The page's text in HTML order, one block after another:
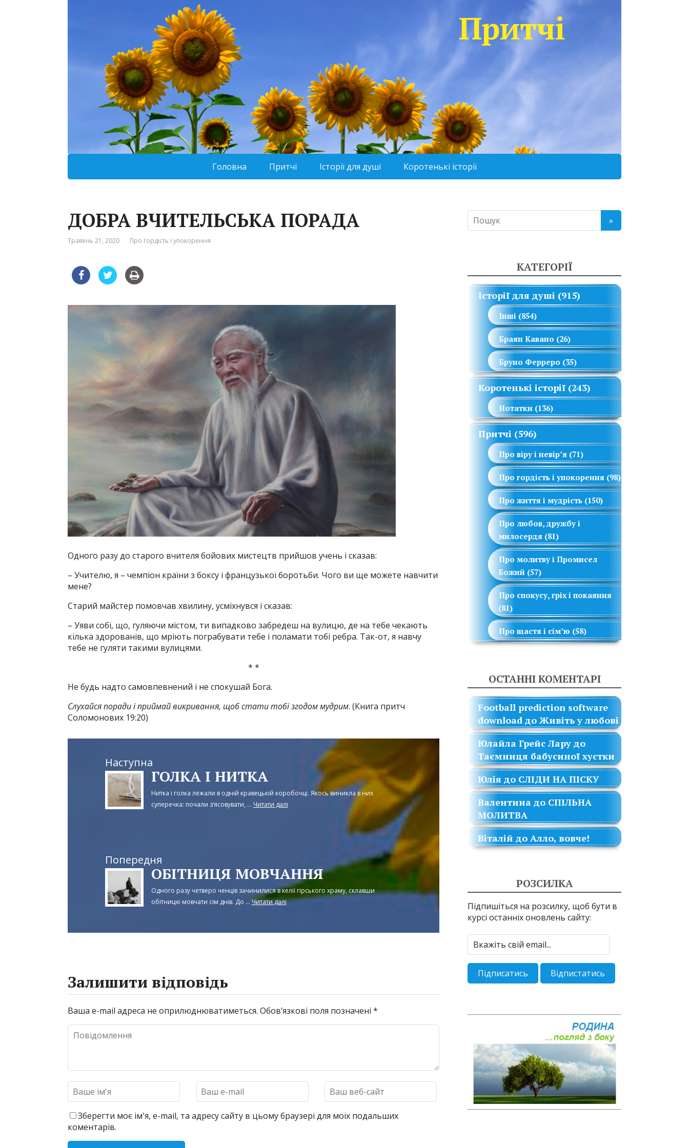
Притчі
Головна Притчі Історії для душі Коротенькі історії
ДОБРА ВЧИТЕЛЬСЬКА ПОРАДА
Травень 21, 2020 Про гордість і упокорення
Одного разу до старого вчителя бойових мистецтв прийшов учень і сказав:
– Учителю, я – чемпіон країни з боксу і французької боротьби. Чого ви ще можете навчити
мене?
Старий майстер помовчав хвилину, усміхнувся і сказав:
– Уяви собі, що, гуляючи містом, ти випадково забредеш на вулицю, де на тебе чекають
кілька здорованів, що мріють пограбувати тебе і поламати тобі ребра. Так-от, я навчу
тебе не гуляти такими вулицями.
* *
Не будь надто самовпевнений і не спокушай Бога.
Слухайся поради і приймай викривання, щоб стати тобі згодом мудрим. (Книга притч
Соломонових 19:20)
Наступна
ГОЛКА І НИТКА
Нитка і голка лежали в одній кравецькій коробочці. Якось виникла в них
суперечка: почали з’ясовувати, ... Читати далі
Попередня
ОБІТНИЦЯ МОВЧАННЯ
Одного разу четверо ченців зачинилися в келії гірського храму, склавши
обітницю мовчати сім днів. До ...Читати далі
Залишити відповідь
Ваша e-mail адреса не оприлюднюватиметься. Обов’язкові поля позначені *
Зберегти моє ім'я, e-mail, та адресу сайту в цьому браузері для моїх подальших
коментарів.
КАТЕГОРІЇ
Історії для душі (915)
Інші (854)
Браян Кавано (26)
Бруно Ферреро (35)
Коротенькі історії (243)
Нотатки (136)
Притчі (596)
Про віру і невір’я (71)
Про гордість і упокорення (98)
Про життя і мудрість (150)
Про любов, дружбу і
милосердя (81)
Про молитву і Промисел
Божий (57)
Про спокусу, гріх і покаяння
(81)
Про щастя і сім’ю (58)
ОСТАННІ КОМЕНТАРІ
Football prediction software
download до Живіть у любові
Юлайла Грейс Лару до
Таємниця бабусиної хустки
Юлія до СЛІДИ НА ПІСКУ
Валентина до СПІЛЬНА
МОЛИТВА
Віталій до Алло, вовче!
РОЗСИЛКА
Підпишіться на розсилку, щоб бути в
курсі останніх оновлень сайту: